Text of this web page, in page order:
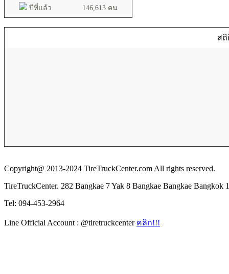
ปีที่แล้ว
146,613 คน
สถิ
Copyright@ 2013-2024 TireTruckCenter.com All rights reserved.
TireTruckCenter. 282 Bangkae 7 Yak 8 Bangkae Bangkae Bangkok
Tel: 094-453-2964
Line Official Account : @tiretruckcenter คลิก!!!